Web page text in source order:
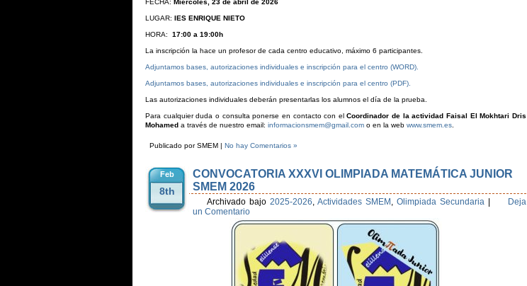
FECHA: Miércoles, 23 de abril de 2026
LUGAR: IES ENRIQUE NIETO
HORA: 17:00 a 19:00h
La inscripción la hace un profesor de cada centro educativo, máximo 6 participantes.
Adjuntamos bases, autorizaciones individuales e inscripción para el centro (WORD).
Adjuntamos bases, autorizaciones individuales e inscripción para el centro (PDF).
Las autorizaciones individuales deberán presentarlas los alumnos el día de la prueba.
Para cualquier duda o consulta ponerse en contacto con elCoordinador de la actividad Faisal El Mokhtari Dris
Mohamed a través de nuestro email: informacionsmem@gmail.com o en la web www.smem.es
Publicado por SMEM | No hay Comentarios »
Feb
8th
CONVOCATORIA XXXVI OLIMPIADA MATEMÁTICA JUNIOR
SMEM 2026
Archivado bajo 2025-2026, Actividades SMEM , Olimpiada Secundaria
Deja
un Comentario